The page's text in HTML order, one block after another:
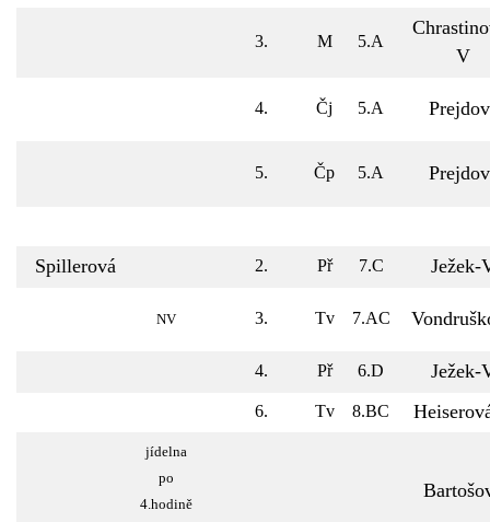
3. M 5.A
V
4. Čj 5.A
5. Čp 5.A
Spillerová 2. Př 7.C Ježek-
NV 3. Tv 7.AC
4. Př 6.D Ježek-
6. Tv 8.BC
jídelna
po
4.hodině